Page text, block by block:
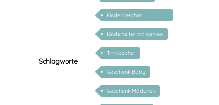
Schlagworte
Kindergeschirr
personalisiert
Kinderteller mit namen
Trinkbecher
Geschenk Baby
Geschenk Mädchen